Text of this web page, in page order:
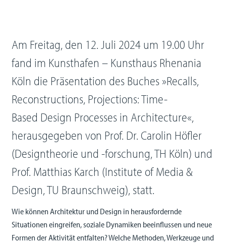
Am Freitag, den 12. Juli 2024 um 19.00 Uhr
fand im Kunsthafen – Kunsthaus Rhenania
Köln die Präsentation des Buches »Recalls,
Reconstructions, Projections: Time-
Based Design Processes in Architecture«,
herausgegeben von Prof. Dr. Carolin Höfler
(Designtheorie und -forschung, TH Köln) und
Prof. Matthias Karch (Institute of Media &
Design, TU Braunschweig), statt.
Wie können Architektur und Design in herausfordernde
Situationen eingreifen, soziale Dynamiken beeinflussen und neue
Formen der Aktivität entfalten? Welche Methoden, Werkzeuge und